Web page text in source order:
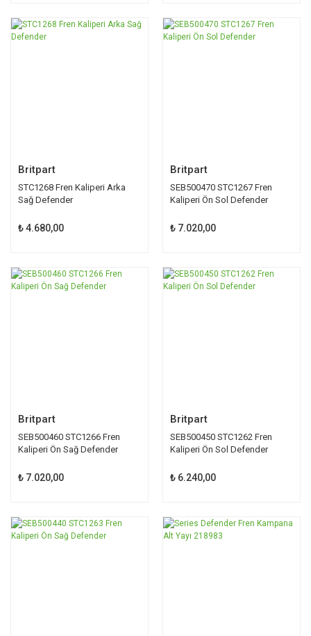
Britpart
STC1268 Fren Kaliperi Arka
Sağ Defender
₺ 4.680,00
Britpart
SEB500470 STC1267 Fren
Kaliperi Ön Sol Defender
₺ 7.020,00
Britpart
SEB500460 STC1266 Fren
Kaliperi Ön Sağ Defender
₺ 7.020,00
Britpart
SEB500450 STC1262 Fren
Kaliperi Ön Sol Defender
₺ 6.240,00